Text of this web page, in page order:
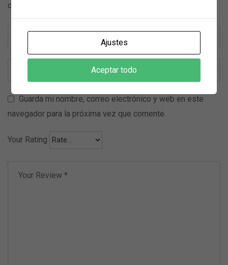
campos obligatorios están marcados con
Guarda mi nombre, correo electrónico y web en este
navegador para la próxima vez que comente.
Your Rating
Ajustes
Aceptar todo